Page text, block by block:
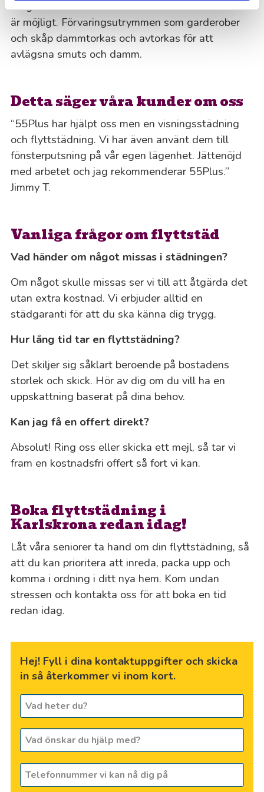
rengör även bakom och under maskinerna om det
är möjligt. Förvaringsutrymmen som garderober
och skåp dammtorkas och avtorkas för att
avlägsna smuts och damm.
Detta säger våra kunder om oss
“55Plus har hjälpt oss men en visningsstädning
och flyttstädning. Vi har även använt dem till
fönsterputsning på vår egen lägenhet. Jättenöjd
med arbetet och jag rekommenderar 55Plus.”
Jimmy T.
Vanliga frågor om flyttstäd
Vad händer om något missas i städningen?
Om något skulle missas ser vi till att åtgärda det
utan extra kostnad. Vi erbjuder alltid en
städgaranti för att du ska känna dig trygg.
Hur lång tid tar en flyttstädning?
Det skiljer sig såklart beroende på bostadens
storlek och skick. Hör av dig om du vill ha en
uppskattning baserat på dina behov.
Kan jag få en offert direkt?
Absolut! Ring oss eller skicka ett mejl, så tar vi
fram en kostnadsfri offert så fort vi kan.
Boka flyttstädning i
Karlskrona redan idag!
Låt våra seniorer ta hand om din flyttstädning, så
att du kan prioritera att inreda, packa upp och
komma i ordning i ditt nya hem. Kom undan
stressen och kontakta oss för att boka en tid
redan idag.
Hej! Fyll i dina kontaktuppgifter och skicka
in så återkommer vi inom kort.
Vad
heter
du?
*
Vad
önskar
du
hjälp
med?
Telefonnummer
vi